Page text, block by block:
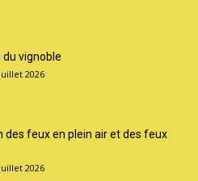
du vignoble
2026
des feux en plein air et des feux
2026